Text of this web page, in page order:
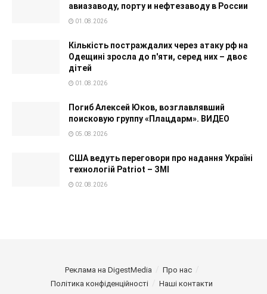
авиазаводу, порту и нефтезаводу в России
01.08.2026
Кількість постраждалих через атаку рф на
Одещині зросла до п'яти, серед них – двоє
дітей
01.08.2026
Погиб Алексей Юков, возглавлявший
поисковую группу «Плацдарм». ВИДЕО
05.08.2026
США ведуть переговори про надання Україні
технологій Patriot – ЗМІ
02.08.2026
Реклама на DigestMedia
Про нас
Політика конфіденційності
Наші контакти